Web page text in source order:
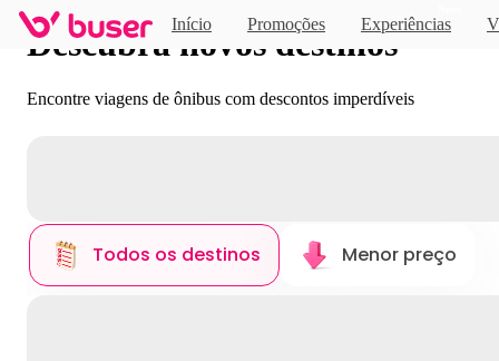
Início Promoções Experiências
Descubra novos destinos
Encontre viagens de ônibus com descontos imperdíveis
Todos os destinos Menor preço